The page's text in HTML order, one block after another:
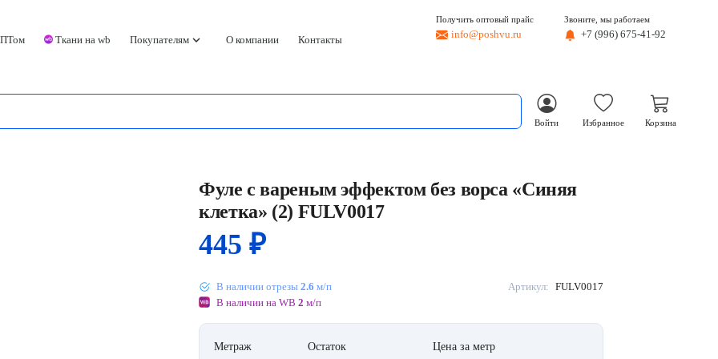
Ткани на wb Покупателямkeyboard_arrow_down О компании Контакты
Получить оптовый прайс
info@poshvu.ru
Звоните, мы работаем
+7 (996) 675-41-92
Войти Избранное Корзина
Фуле с вареным эффектом без ворса «Синяя
клетка» (2) FULV0017
445 ₽
В наличии отрезы 2.6 м/п
В наличии на WB 2 м/п
Артикул: FULV0017
Метраж Остаток Цена за метр